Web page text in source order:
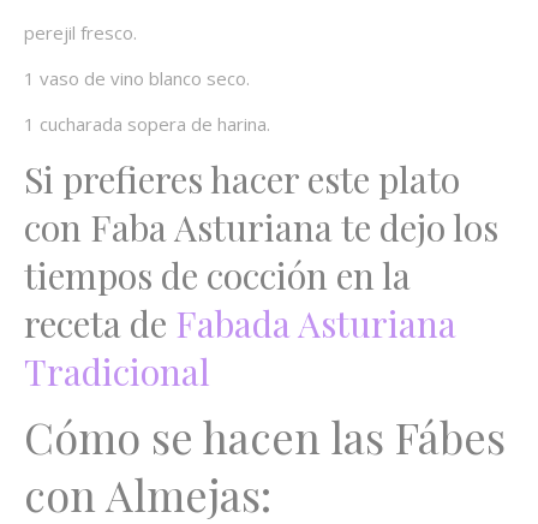
perejil fresco.
1 vaso de vino blanco seco.
1 cucharada sopera de harina.
Si prefieres hacer este plato
con Faba Asturiana te dejo los
tiempos de cocción en la
receta de Fabada Asturiana
Tradicional
Cómo se hacen las Fábes
con Almejas: